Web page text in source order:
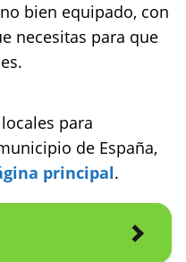
bien equipado, con
necesitas para que
para
de España,
principal.